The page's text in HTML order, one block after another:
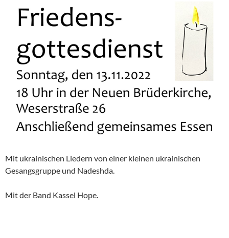
Mit ukrainischen Liedern von einer kleinen ukrainischen
Gesangsgruppe und Nadeshda.
Mit der Band Kassel Hope.